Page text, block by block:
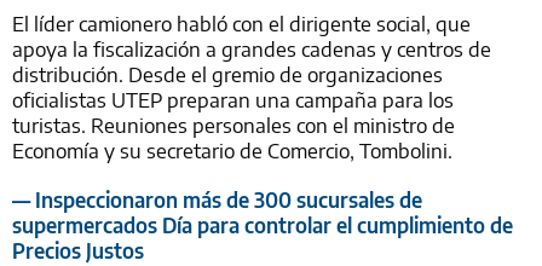
El líder camionero habló con el dirigente social, que
apoya la fiscalización a grandes cadenas y centros de
distribución. Desde el gremio de organizaciones
oficialistas UTEP preparan una campaña para los
turistas. Reuniones personales con el ministro de
Economía y su secretario de Comercio, Tombolini.
— Inspeccionaron más de 300 sucursales de
supermercados Día para controlar el cumplimiento de
Precios Justos